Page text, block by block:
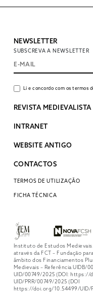
NEWSLETTER
SUBSCREVA A NEWSLETTER
Li e concordo com os termos
REVISTA MEDIEVALISTA
INTRANET
WEBSITE ANTIGO
CONTACTOS
TERMOS DE UTILIZAÇÃO
FICHA TÉCNICA
Instituto de Estudos
através da FCT – Fundação
âmbito dos Financiamentos
Medievais – Referência UIDB/
UID/00749/2025 (DOI: https://
UID/PRR/00749/2025 (DOI
https://doi.org/10.54499/UID/